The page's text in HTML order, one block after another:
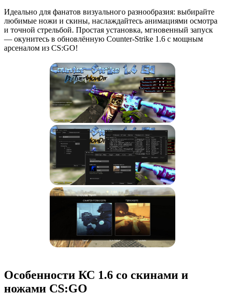
Идеально для фанатов визуального разнообразия: выбирайте
любимые ножи и скины, наслаждайтесь анимациями осмотра
и точной стрельбой. Простая установка, мгновенный запуск
— окунитесь в обновлённую Counter-Strike 1.6 с мощным
арсеналом из CS:GO!
Особенности КС 1.6 со скинами и
ножами CS:GO